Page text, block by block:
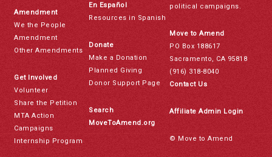
Amendment
We the People
Amendment
Other Amendments
Get Involved
Volunteer
Share the Petition
MTA Action
Campaigns
Internship Program
En Español
Resources in Spanish
Donate
Make a Donation
Planned Giving
Donor Support Page
Search
MoveToAmend.org
political campaigns.
Move to Amend
PO Box 188617
Sacramento, CA 95818
(916) 318-8040
Contact Us
Affiliate Admin Login
© Move to Amend